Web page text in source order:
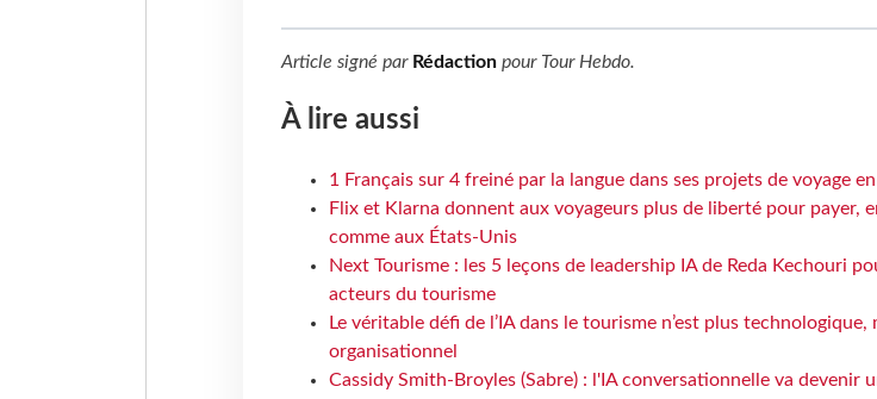
Article signé par Rédactionpour Tour Hebdo.
À lire aussi
1 Français sur 4 freiné par la langue dans ses projets de voyage
Flix et Klarna donnent aux voyageurs plus de liberté pour payer,
comme aux États-Unis
Next Tourisme : les 5 leçons de leadership IA de Reda Kechouri
acteurs du tourisme
Le véritable défi de l’IA dans le tourisme n’est plus technologique,
organisationnel
Cassidy Smith-Broyles (Sabre) : l'IA conversationnelle va devenir